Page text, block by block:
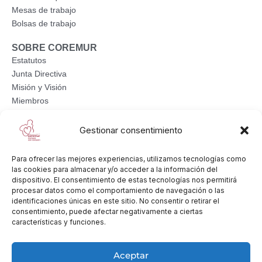
Gestionar consentimiento
Para ofrecer las mejores experiencias, utilizamos tecnologías como
las cookies para almacenar y/o acceder a la información del
dispositivo. El consentimiento de estas tecnologías nos permitirá
procesar datos como el comportamiento de navegación o las
identificaciones únicas en este sitio. No consentir o retirar el
consentimiento, puede afectar negativamente a ciertas
características y funciones.
Aceptar
Mesas de trabajo
Bolsas de trabajo
SOBRE COREMUR
Estatutos
Junta Directiva
Misión y Visión
Miembros
Contacte con nosotros
Proyecto subvencionado por la Consejería de Empresa, Empleo,